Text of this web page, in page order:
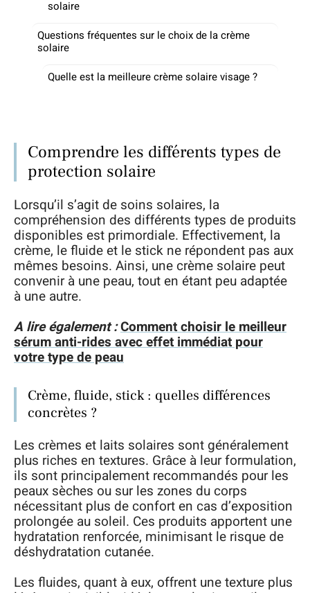
solaire
Questions fréquentes sur le choix de la crème
solaire
Quelle est la meilleure crème solaire visage ?
Comprendre les différents types de
protection solaire
Lorsqu’il s’agit de soins solaires, la
compréhension des différents types de produits
disponibles est primordiale. Effectivement, la
crème, le fluide et le stick ne répondent pas aux
mêmes besoins. Ainsi, une crème solaire peut
convenir à une peau, tout en étant peu adaptée
à une autre.
A lire également :Comment choisir le meilleur
sérum anti-rides avec effet immédiat pour
votre type de peau
Crème, fluide, stick : quelles différences
concrètes ?
Les crèmes et laits solaires sont généralement
plus riches en textures. Grâce à leur formulation,
ils sont principalement recommandés pour les
peaux sèches ou sur les zones du corps
nécessitant plus de confort en cas d’exposition
prolongée au soleil. Ces produits apportent une
hydratation renforcée, minimisant le risque de
déshydratation cutanée.
Les fluides, quant à eux, offrent une texture plus